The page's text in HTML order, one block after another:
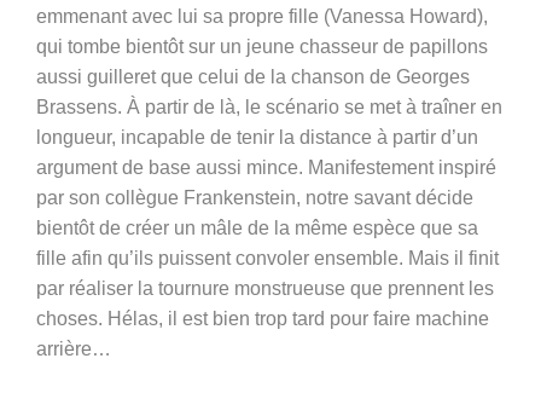
emmenant avec lui sa propre fille (Vanessa Howard),
qui tombe bientôt sur un jeune chasseur de papillons
aussi guilleret que celui de la chanson de Georges
Brassens. À partir de là, le scénario se met à traîner en
longueur, incapable de tenir la distance à partir d’un
argument de base aussi mince. Manifestement inspiré
par son collègue Frankenstein, notre savant décide
bientôt de créer un mâle de la même espèce que sa
fille afin qu’ils puissent convoler ensemble. Mais il finit
par réaliser la tournure monstrueuse que prennent les
choses. Hélas, il est bien trop tard pour faire machine
arrière…